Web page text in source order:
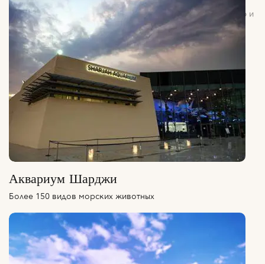
Аквариум Шарджи
Более 150 видов морских животных